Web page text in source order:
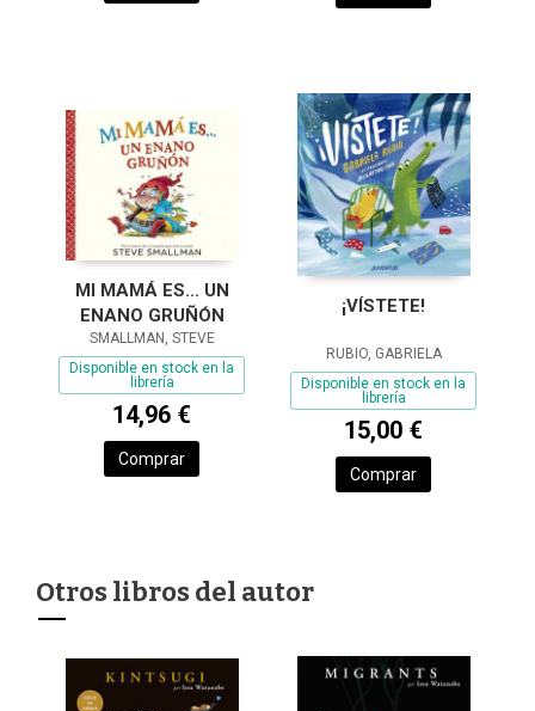
MI MAMÁ ES... UN
ENANO GRUÑÓN
SMALLMAN, STEVE
Disponible en stock en la
librería
14,96 €
Comprar
¡VÍSTETE!
RUBIO, GABRIELA
Disponible en stock en la
librería
15,00 €
Comprar
Otros libros del autor